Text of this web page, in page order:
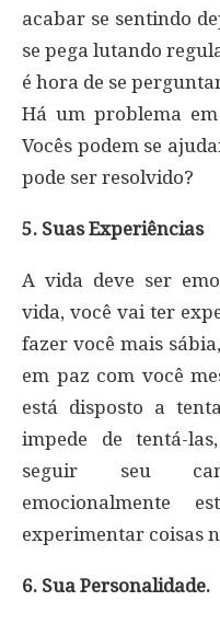
acabar se sentindo
se pega lutando
é hora de se
Há um problema
Vocês podem se
pode ser resolvido?
5. Suas Experiências
A vida deve ser
vida, você vai ter
fazer você mais
em paz com você
está disposto a
impede de tentá-
seguir seu
emocionalmente
experimentar coisas
6. Sua Personalidade.